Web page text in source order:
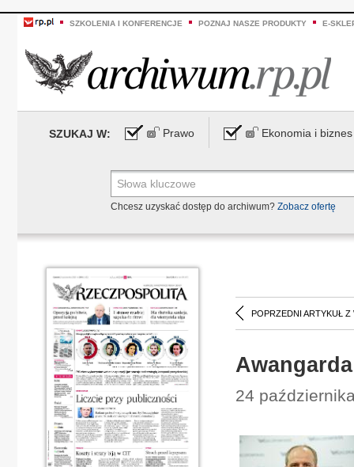
SZKOLENIA I KONFERENCJE POZNAJ NASZE PRODUKTY E-
SZUKAJ W: Prawo Ekonomia i biznes
Chcesz uzyskać dostęp do archiwum? Zobacz ofertę
POPRZEDNI ARTYKUŁ Z
24